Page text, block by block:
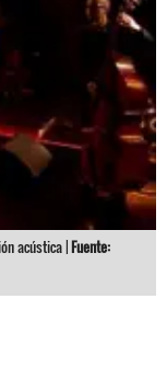
acústica |Fuente: